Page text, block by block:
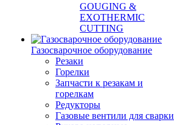
GOUGING &
EXOTHERMIC
CUTTING
Газосварочное оборудование
Резаки
Горелки
Запчасти к резакам и
горелкам
Редукторы
Газовые вентили для сварки